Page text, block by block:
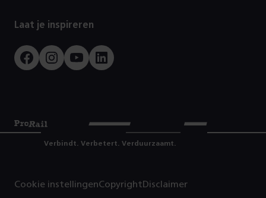
Laat je inspireren
FacebookInstagram
YoutubeLinkedIn
Prorail
Verbindt. Verbetert. Verduurzaamt.
Cookie instellingenCopyright Disclaimer